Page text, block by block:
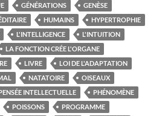
GÉNÉRATIONS
GENÈSE
HUMAINS
HYPERTROPHIE
L'INTELLIGENCE
L'INTUITION
LA FONCTION CRÉE L'ORGANE
LIVRE
LOI DE L'ADAPTATION
NATATOIRE
OISEAUX
INTELLECTUELLE
PHÉNOMÈNE
POISSONS
PROGRAMME